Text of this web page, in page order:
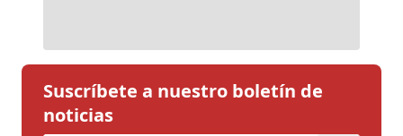
Suscríbete a nuestro boletín de
noticias